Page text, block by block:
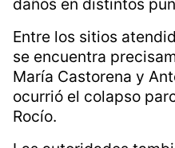
zona poniente de la
Las estaciones
zona reportaron
“extraordinarias” que
encharcamientos,
daños en distintos